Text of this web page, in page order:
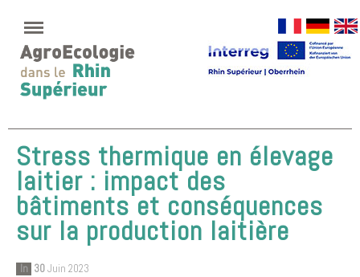
Stress thermique en élevage
laitier : impact des
bâtiments et conséquences
sur la production laitière
In 30Juin 2023